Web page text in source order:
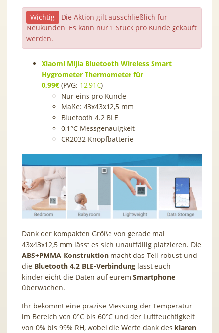
Wichtig
Die Aktion gilt ausschließlich für
Neukunden. Es kann nur 1 Stück pro Kunde gekauft
werden.
Xiaomi Mijia Bluetooth Wireless Smart
Hygrometer Thermometer für
0,99€ (PVG: 12,91€)
Nur eins pro Kunde
Maße: 43x43x12,5 mm
Bluetooth 4.2 BLE
0,1°C Messgenauigkeit
CR2032-Knopfbatterie
Dank der kompakten Größe von gerade mal
43x43x12,5 mm lässt es sich unauffällig platzieren. Die
ABS+PMMA-Konstruktion macht das Teil robust und
die Bluetooth 4.2 BLE-Verbindung lässt euch
kinderleicht die Daten auf eurem Smartphone
überwachen.
Ihr bekommt eine präzise Messung der Temperatur
im Bereich von 0°C bis 60°C und der Luftfeuchtigkeit
von 0% bis 99% RH, wobei die Werte dank des klaren